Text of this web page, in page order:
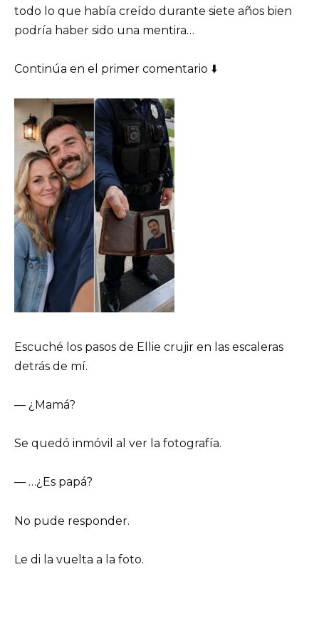
todo lo que había creído durante siete años bien
podría haber sido una mentira…
Continúa en el primer comentario ⬇️
Escuché los pasos de Ellie crujir en las escaleras
detrás de mí.
— ¿Mamá?
Se quedó inmóvil al ver la fotografía.
— …¿Es papá?
No pude responder.
Le di la vuelta a la foto.